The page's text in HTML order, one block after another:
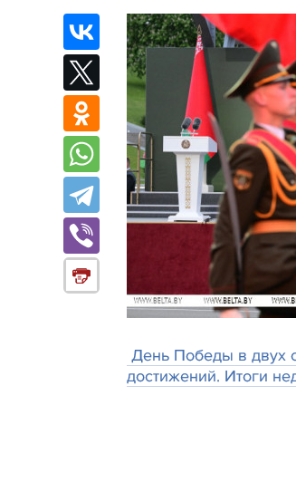
День Победы в двух
достижений. Итоги